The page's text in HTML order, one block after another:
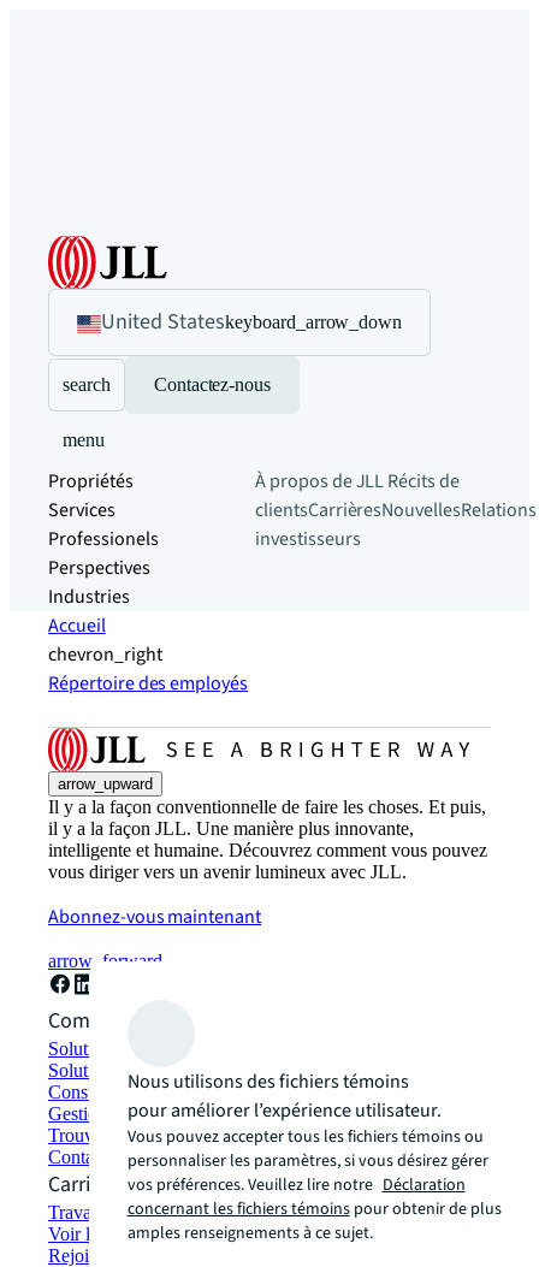
United Stateskeyboard_arrow_down
search Contactez-nous
menu
Propriétés
Services
Professionels
Perspectives
Industries
À propos de JLLRécits de
clientsCarrièresNouvellesRelations
investisseurs
Accueil
chevron_right
Répertoire des employés
arrow_upward
Il y a la façon conventionnelle de faire les choses. Et puis,
il y a la façon JLL. Une manière plus innovante,
intelligente et humaine. Découvrez comment vous pouvez
vous diriger vers un avenir lumineux avec JLL.
Abonnez-vous maintenant
arrow_forward
Comment pouvons-nous vous aider ?
Solutions de développement durable
Solutions d'espace de travail hybride
Construction et location écologiques
Gestion de portefeuille
Trouver et louer un espace
Contactez-nous
Carrières
Travailler chez JLL
Voir les offres d'emploi
Rejoindre le réseau de talents
Nous utilisons des fichiers témoins
pour améliorer l’expérience utilisateur.
Vous pouvez accepter tous les fichiers témoins ou
personnaliser les paramètres, si vous désirez gérer
vos préférences. Veuillez lire notre Déclaration
concernant les fichiers témoinspour obtenir de plus
amples renseignements à ce sujet.